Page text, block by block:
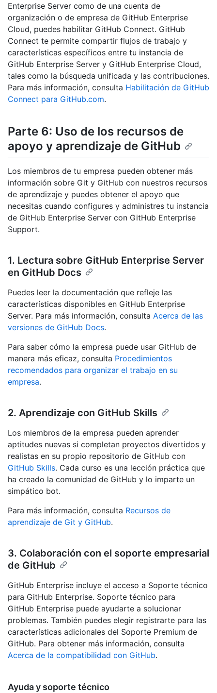
Enterprise Server como de una cuenta de
organización o de empresa de GitHub Enterprise
Cloud, puedes habilitar GitHub Connect. GitHub
Connect te permite compartir flujos de trabajo y
características específicos entre tu instancia de
GitHub Enterprise Server y GitHub Enterprise Cloud,
tales como la búsqueda unificada y las contribuciones.
Para más información, consulta Habilitación de GitHub
Connect para GitHub.com.
Parte 6: Uso de los recursos de
apoyo y aprendizaje de GitHub
Los miembros de tu empresa pueden obtener más
información sobre Git y GitHub con nuestros recursos
de aprendizaje y puedes obtener el apoyo que
necesitas cuando configures y administres tu instancia
de GitHub Enterprise Server con GitHub Enterprise
Support.
1. Lectura sobre GitHub Enterprise Server
en GitHub Docs
Puedes leer la documentación que refleje las
características disponibles en GitHub Enterprise
Server. Para más información, consulta Acerca de las
versiones de GitHub Docs.
Para saber cómo la empresa puede usar GitHub de
manera más eficaz, consulta Procedimientos
recomendados para organizar el trabajo en su
empresa.
2. Aprendizaje con GitHub Skills
Los miembros de la empresa pueden aprender
aptitudes nuevas si completan proyectos divertidos y
realistas en su propio repositorio de GitHub con
GitHub Skills. Cada curso es una lección práctica que
ha creado la comunidad de GitHub y lo imparte un
simpático bot.
Para más información, consulta Recursos de
aprendizaje de Git y GitHub.
3. Colaboración con el soporte empresarial
de GitHub
GitHub Enterprise incluye el acceso a Soporte técnico
para GitHub Enterprise. Soporte técnico para
GitHub Enterprise puede ayudarte a solucionar
problemas. También puedes elegir registrarte para las
características adicionales del Soporte Premium de
GitHub. Para obtener más información, consulta
Acerca de la compatibilidad con GitHub.
Ayuda y soporte técnico